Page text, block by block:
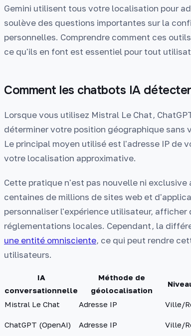
Gemini utilisent tous votre localisation pour
soulève des questions importantes sur la
personnelles. Comprendre comment ces
ce qu'ils en font est essentiel pour tout
Comment les chatbots IA
Lorsque vous utilisez Mistral Le Chat,
déterminer votre position géographique
Le principal moyen utilisé est l'adresse IP de
votre localisation approximative.
Cette pratique n'est pas nouvelle ni
centaines de millions de sites web et
personnaliser l'expérience utilisateur,
réglementations locales. Cependant, la
une entité omnisciente, ce qui peut rendre
utilisateurs.
IA
conversationnelle
Méthode de
géolocalisation
Mistral Le Chat Adresse IP Ville/
ChatGPT (OpenAI) Adresse IP Ville/